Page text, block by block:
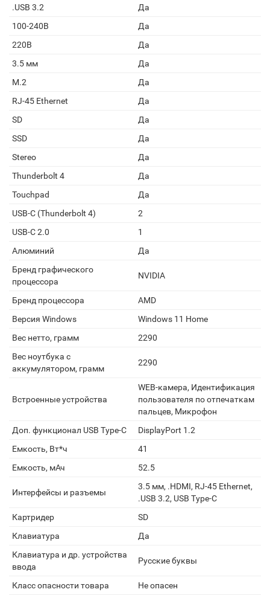
.USB 3.2
Да
100-240В
Да
220В
Да
3.5 мм
Да
M.2
Да
RJ-45 Ethernet
Да
SD
Да
SSD
Да
Stereo
Да
Thunderbolt 4
Да
Touchpad
Да
USB-C (Thunderbolt 4)
2
USB-C 2.0
1
Алюминий
Да
Бренд графического
процессора
NVIDIA
Бренд процессора
AMD
Версия Windows
Windows 11 Home
Вес нетто, грамм
2290
Вес ноутбука с
аккумулятором, грамм
2290
Встроенные устройства
WEB-камера, Идентификация
пользователя по отпечаткам
пальцев, Микрофон
Доп. функционал USB Type-C
DisplayPort 1.2
Емкость, Вт*ч
41
Емкость, мАч
52.5
Интерфейсы и разъемы
3.5 мм, .HDMI, RJ-45 Ethernet,
.USB 3.2, USB Type-C
Картридер
SD
Клавиатура
Да
Клавиатура и др. устройства
ввода
Русские буквы
Класс опасности товара Не опасен